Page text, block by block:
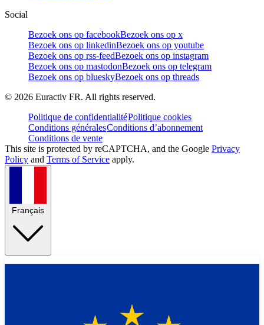
Social
Bezoek ons op facebookBezoek ons op x
Bezoek ons op linkedinBezoek ons op youtube
Bezoek ons op rss-feedBezoek ons op instagram
Bezoek ons op mastodonBezoek ons op telegram
Bezoek ons op blueskyBezoek ons op threads
© 2026 Euractiv FR. All rights reserved.
Politique de confidentialitéPolitique cookies
Conditions généralesConditions d’abonnement
Conditions de vente
This site is protected by reCAPTCHA, and the Google Privacy
Policy and Terms of Service apply.
Français